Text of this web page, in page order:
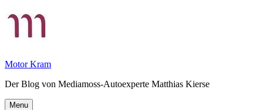
to
Motor Kram
Der Blog von Mediamoss-Autoexperte Matthias Kierse
Menu